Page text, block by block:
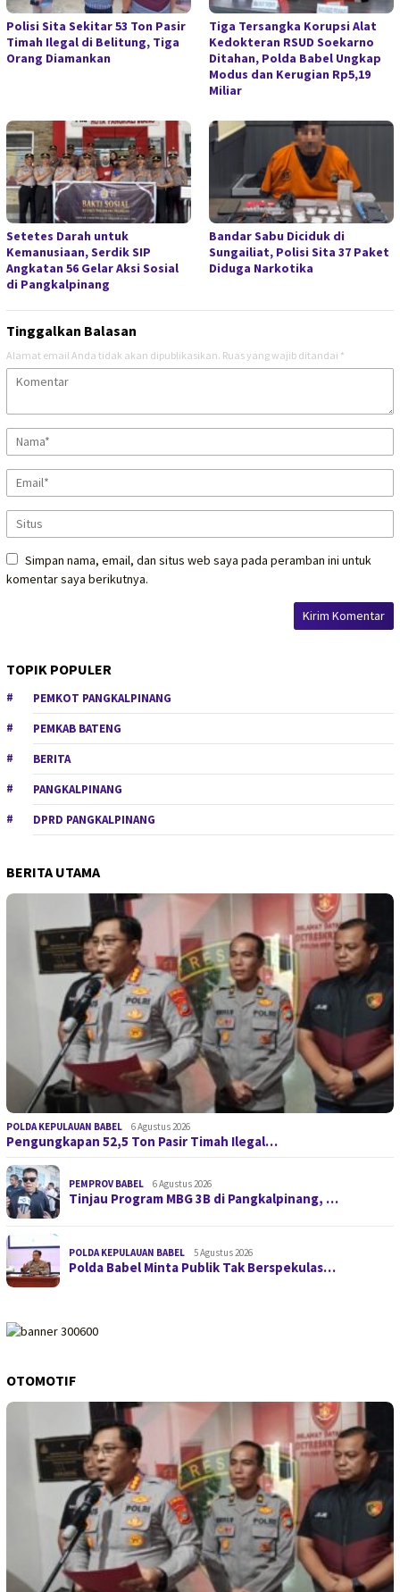
Polisi Sita Sekitar 53 Ton Pasir
Timah Ilegal di Belitung, Tiga
Orang Diamankan
Tiga Tersangka Korupsi Alat
Kedokteran RSUD Soekarno
Ditahan, Polda Babel Ungkap
Modus dan Kerugian Rp5,19
Miliar
Setetes Darah untuk
Kemanusiaan, Serdik SIP
Angkatan 56 Gelar Aksi Sosial
di Pangkalpinang
Bandar Sabu Diciduk di
Sungailiat, Polisi Sita 37 Paket
Diduga Narkotika
Tinggalkan Balasan
Alamat email Anda tidak akan dipublikasikan. Ruas yang wajib ditandai *
Simpan nama, email, dan situs web saya pada peramban ini untuk
komentar saya berikutnya.
TOPIK POPULER
PEMKOT PANGKALPINANG
PEMKAB BATENG
BERITA
PANGKALPINANG
DPRD PANGKALPINANG
BERITA UTAMA
POLDA KEPULAUAN BABEL 6 Agustus 2026
Pengungkapan 52,5 Ton Pasir Timah Ilegal…
PEMPROV BABEL 6 Agustus 2026
Tinjau Program MBG 3B di Pangkalpinang, …
POLDA KEPULAUAN BABEL 5 Agustus 2026
Polda Babel Minta Publik Tak Berspekulas…
OTOMOTIF